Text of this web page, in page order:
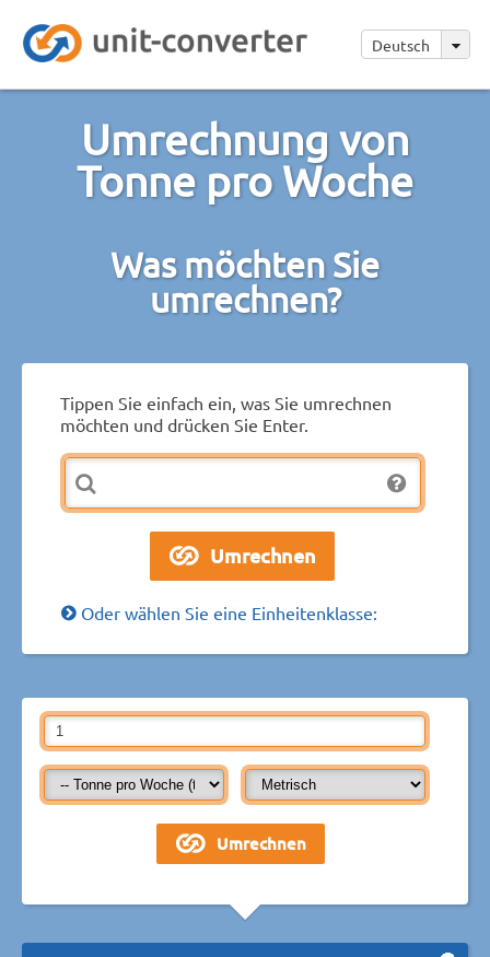
Deutsch
Umrechnung von
Tonne pro Woche
Was möchten Sie
umrechnen?
Tippen Sie einfach ein, was Sie umrechnen
möchten und drücken Sie Enter.
Oder wählen Sie eine Einheitenklasse: